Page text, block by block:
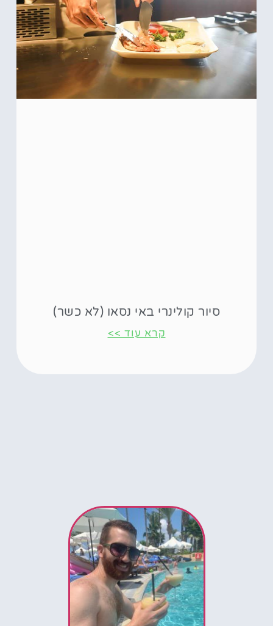
סיור קולינרי באי נסאו (לא כשר)
קרא עוד >>